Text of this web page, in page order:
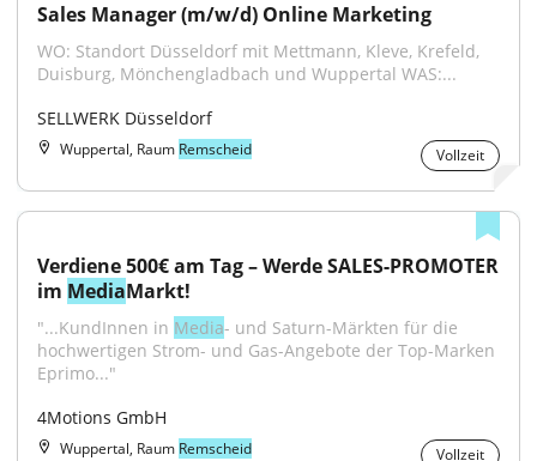
Sales Manager (m/w/d) Online Marketing
WO: Standort Düsseldorf mit Mettmann, Kleve, Krefeld,
Duisburg, Mönchengladbach und Wuppertal WAS:...
SELLWERK Düsseldorf
Wuppertal, Raum Remscheid Vollzeit
Verdiene 500€ am Tag – Werde SALES-PROMOTER
im MediaMarkt!
"...KundInnen in Media- und Saturn-Märkten für die
hochwertigen Strom- und Gas-Angebote der Top-Marken
Eprimo..."
4Motions GmbH
Wuppertal, Raum Remscheid Vollzeit